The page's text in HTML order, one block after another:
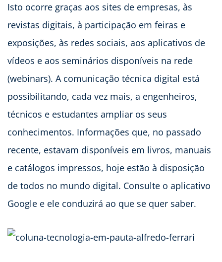
Isto ocorre graças aos sites de empresas, às
revistas digitais, à participação em feiras e
exposições, às redes sociais, aos aplicativos de
vídeos e aos seminários disponíveis na rede
(webinars). A comunicação técnica digital está
possibilitando, cada vez mais, a engenheiros,
técnicos e estudantes ampliar os seus
conhecimentos. Informações que, no passado
recente, estavam disponíveis em livros, manuais
e catálogos impressos, hoje estão à disposição
de todos no mundo digital. Consulte o aplicativo
Google e ele conduzirá ao que se quer saber.